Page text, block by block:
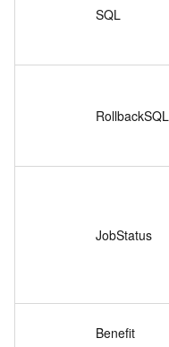
SQL
RollbackSQL
JobStatus
Benefit